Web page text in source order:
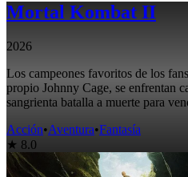
Mortal Kombat II
2026
Los campeones favoritos de los
propio Johnny Cage, se enfrentan
sangrienta batalla a muerte para
Acción•Aventura•Fantasía
★ 8.0